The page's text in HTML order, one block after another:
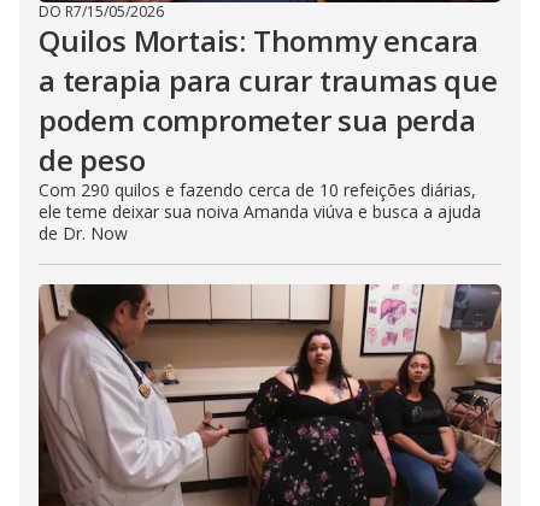
DO R7/15/05/2026
Quilos Mortais: Thommy encara
a terapia para curar traumas que
podem comprometer sua perda
de peso
Com 290 quilos e fazendo cerca de 10 refeições diárias,
ele teme deixar sua noiva Amanda viúva e busca a ajuda
de Dr. Now